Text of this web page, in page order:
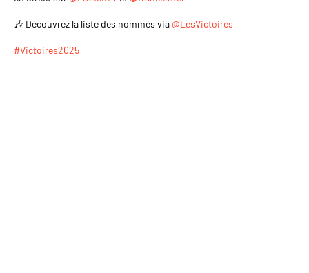
🎶 Découvrez la liste des nommés via @LesVictoires
#Victoires2025